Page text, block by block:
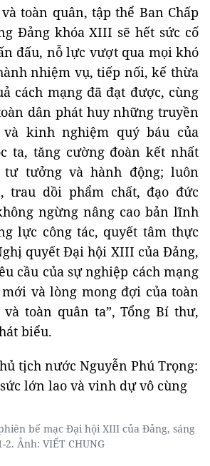
toàn quân, tập thể Ban Chấp
Đảng khóa XIII sẽ hết sức cố
đấu, nỗ lực vượt qua mọi khó
nhiệm vụ, tiếp nối, kế thừa
cách mạng đã đạt được, cùng
dân phát huy những truyền
kinh nghiệm quý báu của
ta, tăng cường đoàn kết nhất
tưởng và hành động; luôn
trau dồi phẩm chất, đạo đức
ngừng nâng cao bản lĩnh
lực công tác, quyết tâm thực
quyết Đại hội XIII của Đảng,
cầu của sự nghiệp cách mạng
và lòng mong đợi của toàn
toàn quân ta”, Tổng Bí thư,
biểu.
bế mạc Đại hội XIII của Đảng, sáng
2. Ảnh: VIẾT CHUNG